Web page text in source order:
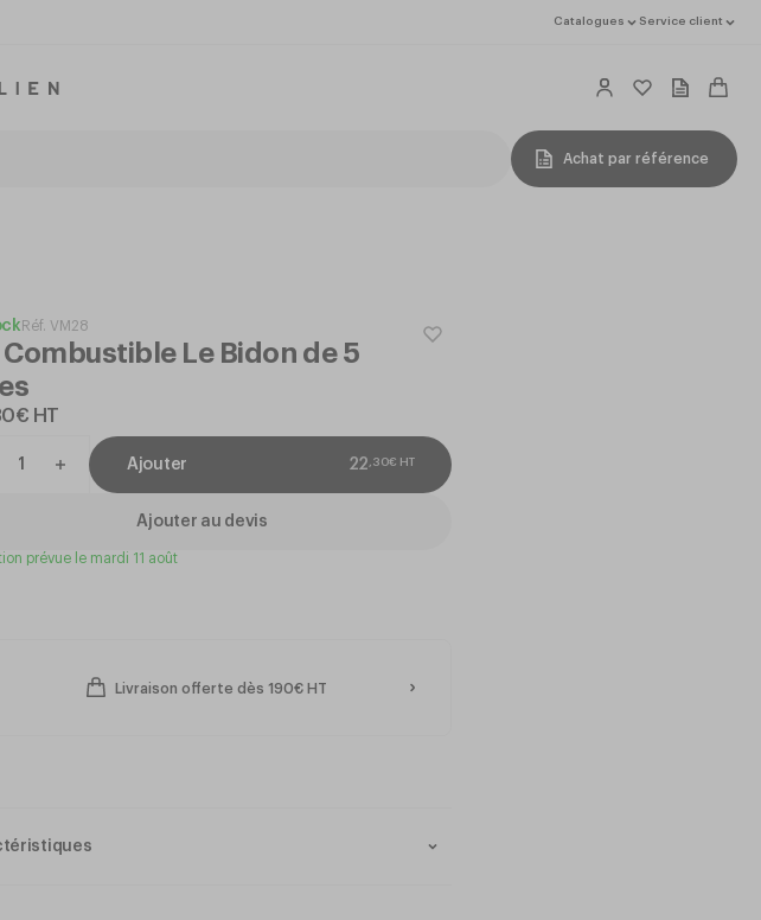
Catalogues Service client
Achat par référence
Réf. VM28
Combustible Le Bidon de 5
€ HT
Ajouter 22 30€ HT
Ajouter au devis
prévue le mardi 11 août
Livraison offerte dès 190€ HT